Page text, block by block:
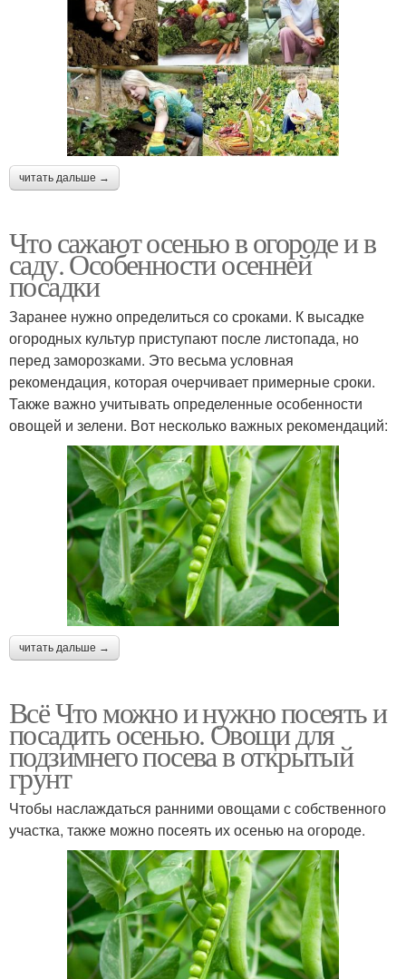
читать дальше →
Что сажают осенью в огороде и в
саду. Особенности осенней
посадки
Заранее нужно определиться со сроками. К высадке
огородных культур приступают после листопада, но
перед заморозками. Это весьма условная
рекомендация, которая очерчивает примерные сроки.
Также важно учитывать определенные особенности
овощей и зелени. Вот несколько важных рекомендаций:
читать дальше →
Всё Что можно и нужно посеять и
посадить осенью. Овощи для
подзимнего посева в открытый
грунт
Чтобы наслаждаться ранними овощами с собственного
участка, также можно посеять их осенью на огороде.